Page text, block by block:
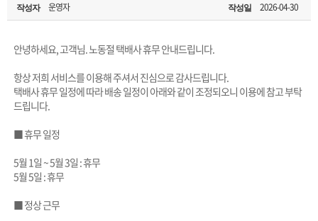
노
우
객
터
마
페
이
지
문
조
회
입금확인이 안되는 상황을 대비해 꼭 입금후 고객센터 연락바랍니다.
[2026구정 연휴]설 연휴 배송 및 휴무 안내
작성자 운영자 작성일 2026-04-30
안녕하세요, 고객님. 노동절 택배사 휴무 안내드립니다.
항상 저희 서비스를 이용해 주셔서 진심으로 감사드립니다.
택배사 휴무 일정에 따라 배송 일정이 아래와 같이 조정되오니 이용에 참고 부탁
드립니다.
■ 휴무 일정
5월 1일 ~ 5월 3일 : 휴무
5월 5일 : 휴무
■ 정상 근무